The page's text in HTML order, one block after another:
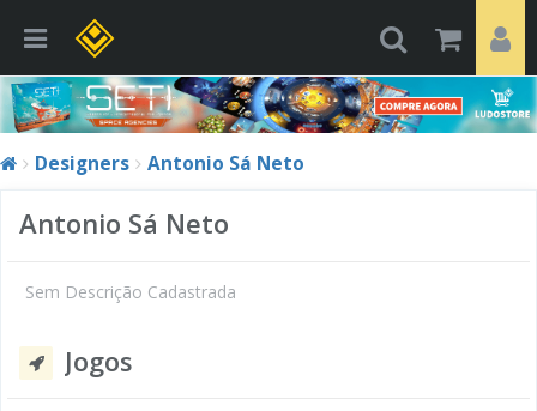
Designers Antonio Sá Neto
Antonio Sá Neto
Sem Descrição Cadastrada
Jogos